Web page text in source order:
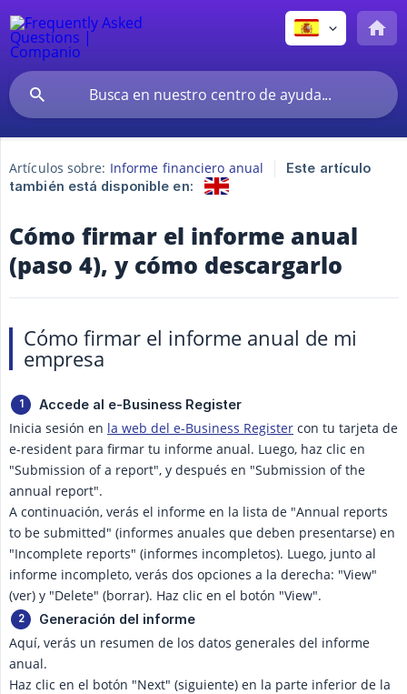
Artículos sobre: Informe financiero anual
Este artículo
también está disponible en:
Cómo firmar el informe anual
(paso 4), y cómo descargarlo
Cómo firmar el informe anual de mi
empresa
Accede al e-Business Register
Inicia sesión en la web del e-Business Register con tu tarjeta de
e-resident para firmar tu informe anual. Luego, haz clic en
"Submission of a report", y después en "Submission of the
annual report".
A continuación, verás el informe en la lista de "Annual reports
to be submitted" (informes anuales que deben presentarse) en
"Incomplete reports" (informes incompletos). Luego, junto al
informe incompleto, verás dos opciones a la derecha: "View"
(ver) y "Delete" (borrar). Haz clic en el botón "View".
Generación del informe
Aquí, verás un resumen de los datos generales del informe
anual.
Haz clic en el botón "Next" (siguiente) en la parte inferior de la